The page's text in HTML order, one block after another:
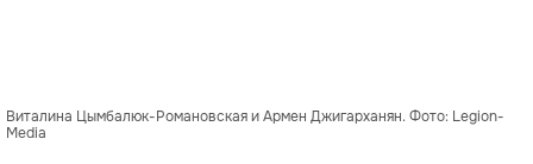
Виталина Цымбалюк-Романовская и Армен Джигарханян. Фото: Legion-
Media